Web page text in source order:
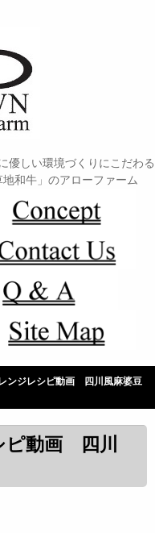
優しい環境づくりにこだわる
地和牛」のアローファーム
ンジレシピ動画 四川風麻婆豆
ピ動画 四川